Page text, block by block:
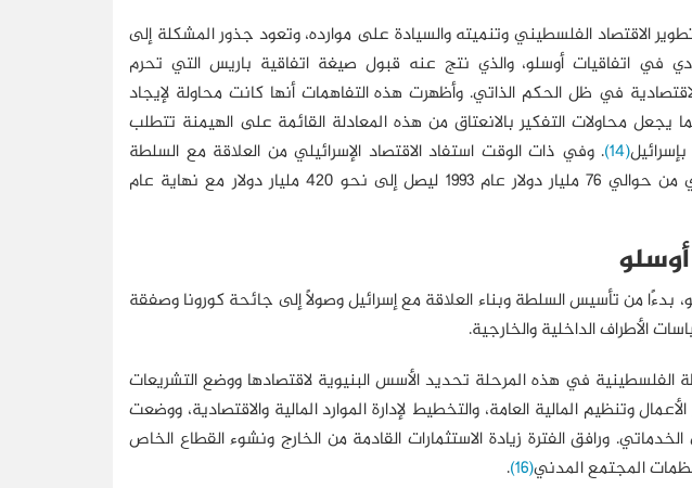
الفلسطيني وتنميته والسيادة على موارده، وتعود جذور المشكلة إلى
في اتفاقيات أوسلو، والذي نتج عنه قبول صيغة اتفاقية باريس التي تحرم
في ظل الحكم الذاتي. وأظهرت هذه التفاهمات أنها كانت محاولة لإيجاد
يجعل محاولات التفكير بالانعتاق من هذه المعادلة القائمة على الهيمنة تتطلب
(14)
. وفي ذات الوقت استفاد الاقتصاد الإسرائيلي من العلاقة مع السلطة
الفلسطينية، فقد قفز الناتج المحلي الإجمالي الإسرائيلي من حوالي 76 مليار دولار عام 1993 ليصل إلى نحو 420 مليار دولار مع نهاية عام
بدءًا من تأسيس السلطة وبناء العلاقة مع إسرائيل وصولًا إلى جائحة كورونا وصفقة
الأطراف الداخلية والخارجية.
في هذه المرحلة تحديد الأسس البنيوية لاقتصادها ووضع التشريعات
وتنظيم المالية العامة، والتخطيط لإدارة الموارد المالية والاقتصادية، ووضعت
الخدماتي. ورافق الفترة زيادة الاستثمارات القادمة من الخارج ونشوء القطاع الخاص
المجتمع المدني(16)
.